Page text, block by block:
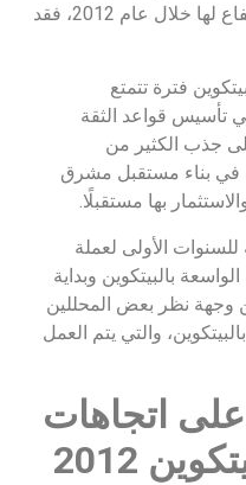
تُعادل 13.45 دولار، وبلغ أقصى ارتفاع لها خلال عام 2012، فقد
فترة تتمتع
تأسيس قواعد الثقة
جذب الكثير من
في بناء مستقبل مشرق
بها مستقبلًا.
للسنوات الأولى لعملة
بالبيتكوين وبداية
وجهة نظر بعض المحللين
والتي يتم العمل
على اتجاهات
2012